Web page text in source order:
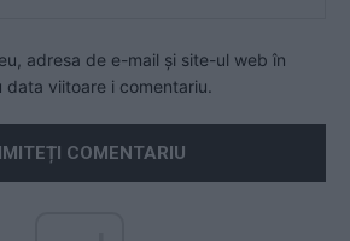
adresa de e-mail și site-ul web în
viitoare i comentariu.